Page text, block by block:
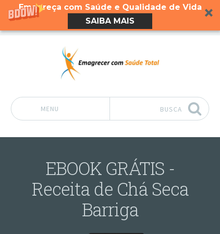
Emagreça com Saúde e Qualidade de Vida
SAIBA MAIS
MENU BUSCA
EBOOK GRÁTIS -
Receita de Chá Seca
Barriga